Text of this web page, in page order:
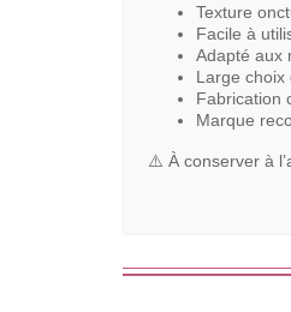
Texture
Facile à
Adapté aux
Large choix
Fabrication
Marque
⚠️ À conserver à